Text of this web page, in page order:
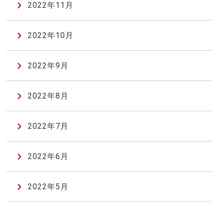
2022年11月
2022年10月
2022年9月
2022年8月
2022年7月
2022年6月
2022年5月